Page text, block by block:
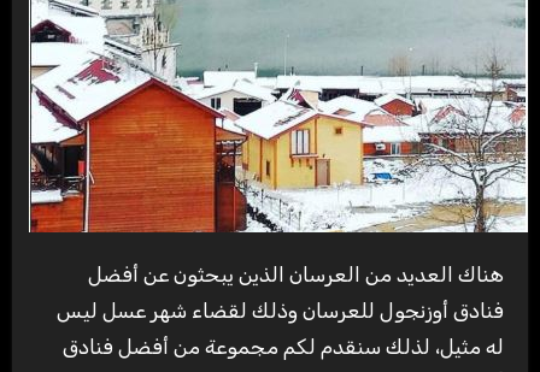
هناك العديد من العرسان الذين يبحثون عن أفضل
فنادق أوزنجول للعرسان وذلك لقضاء شهر عسل ليس
له مثيل، لذلك سنقدم لكم مجموعة من أفضل فنادق